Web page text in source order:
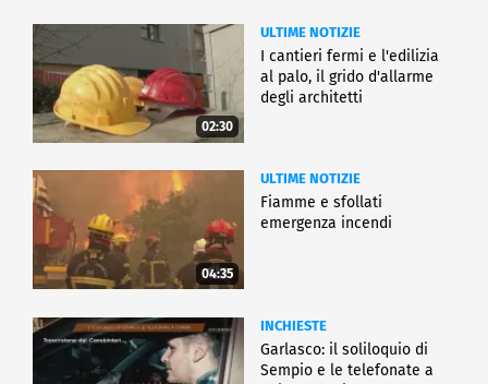
02:30
ULTIME NOTIZIE
I cantieri fermi e l'edilizia
al palo, il grido d'allarme
degli architetti
04:35
ULTIME NOTIZIE
Fiamme e sfollati
emergenza incendi
INCHIESTE
Garlasco: il soliloquio di
Sempio e le telefonate a